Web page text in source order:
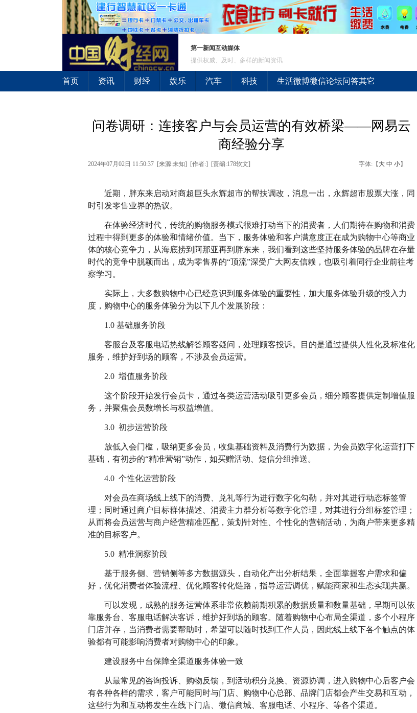
第一新闻互动媒体
提供权威、及时、多样的新闻资讯
首页 资讯 财经 娱乐 汽车 科技 生活微博微信论坛问答其它
问卷调研：连接客户与会员运营的有效桥梁——网易云
商经验分享
2024年07月02日 11:50:37 [来源:未知] [作者:] [责编:178软文] 字体:【 大 中 小】
近期，胖东来启动对商超巨头永辉超市的帮扶调改，消息一出，永辉超市股票大涨，同
时引发零售业界的热议。
在体验经济时代，传统的购物服务模式很难打动当下的消费者，人们期待在购物和消费
过程中得到更多的体验和情绪价值。当下，服务体验和客户满意度正在成为购物中心等商业
体的核心竞争力，从海底捞到阿那亚再到胖东来，我们看到这些坚持服务体验的品牌在存量
时代的竞争中脱颖而出，成为零售界的“顶流”深受广大网友信赖，也吸引着同行企业前往考
察学习。
实际上，大多数购物中心已经意识到服务体验的重要性，加大服务体验升级的投入力
度，购物中心的服务体验分为以下几个发展阶段：
1.0 基础服务阶段
客服台及客服电话热线解答顾客疑问，处理顾客投诉。目的是通过提供人性化及标准化
服务，维护好到场的顾客，不涉及会员运营。
2.0 增值服务阶段
这个阶段开始发行会员卡，通过各类运营活动吸引更多会员，细分顾客提供定制增值服
务，并聚焦会员数增长与权益增值。
3.0 初步运营阶段
放低入会门槛，吸纳更多会员，收集基础资料及消费行为数据，为会员数字化运营打下
基础，有初步的“精准营销”动作，如买赠活动、短信分组推送。
4.0 个性化运营阶段
对会员在商场线上线下的消费、兑礼等行为进行数字化勾勒，并对其进行动态标签管
理；同时通过商户目标群体描述、消费主力群分析等数字化管理，对其进行分组标签管理；
从而将会员运营与商户经营精准匹配，策划针对性、个性化的营销活动，为商户带来更多精
准的目标客户。
5.0 精准洞察阶段
基于服务侧、营销侧等多方数据源头，自动化产出分析结果，全面掌握客户需求和偏
好，优化消费者体验流程、优化顾客转化链路，指导运营调优，赋能商家和生态实现共赢。
可以发现，成熟的服务运营体系非常依赖前期积累的数据质量和数量基础，早期可以依
靠服务台、客服电话解决客诉，维护好到场的顾客。随着购物中心布局全渠道，多个小程序
门店并存，当消费者需要帮助时，希望可以随时找到工作人员，因此线上线下各个触点的体
验都有可能影响消费者对购物中心的印象。
建设服务中台保障全渠道服务体验一致
从最常见的咨询投诉、购物反馈，到活动积分兑换、资源协调，进入购物中心后客户会
有各种各样的需求，客户可能同时与门店、购物中心总部、品牌门店都会产生交易和互动，
这些行为和互动将发生在线下门店、微信商城、客服电话、小程序、等各个渠道。